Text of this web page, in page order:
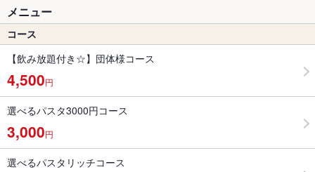
メニュー
コース
【飲み放題付き☆】団体様コース
4,500円
選べるパスタ3000円コース
3,000円
選べるパスタリッチコース